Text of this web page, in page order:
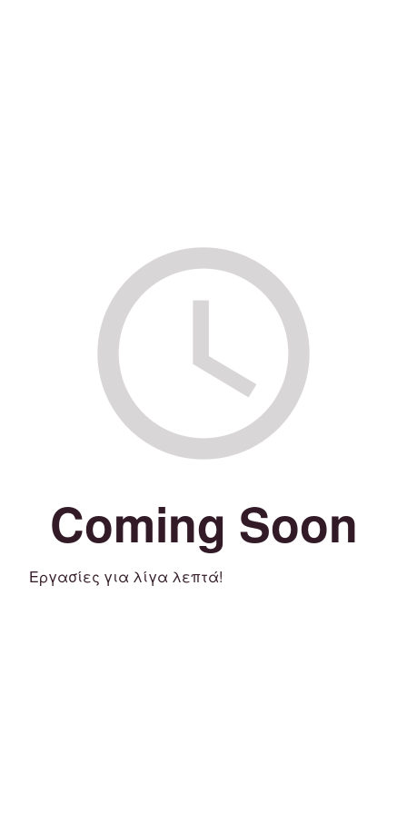
Coming Soon
Εργασίες για λίγα λεπτά!